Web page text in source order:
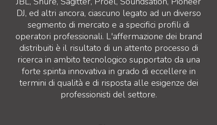
DJ, ed altri ancora, ciascuno legato ad un diverso
segmento di mercato e a specifici profili di
operatori professionali. L'affermazione dei brand
distribuiti è il risultato di un attento processo di
ricerca in ambito tecnologico supportato da una
forte spinta innovativa in grado di eccellere in
termini di qualità e di risposta alle esigenze dei
professionisti del settore.